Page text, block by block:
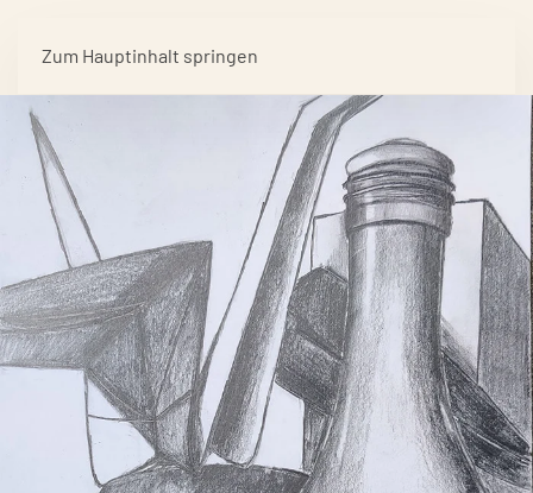
Zum Hauptinhalt springen